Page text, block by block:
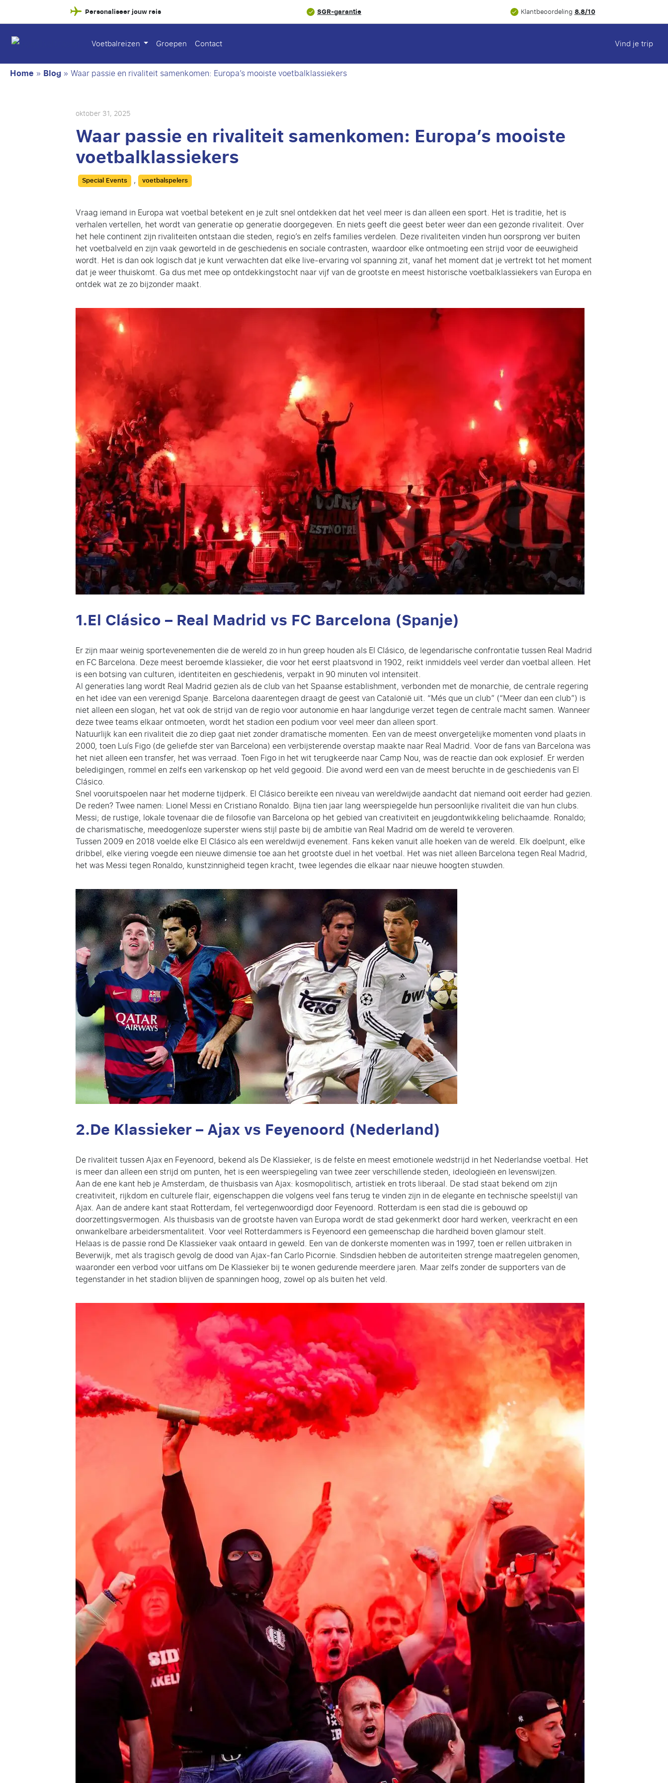
Personaliseer jouw reis SGR-garantie Klantbeoordeling8.8/10
Voetbalreizen Groepen Contact Vind je trip
Home » Blog » Waar passie en rivaliteit samenkomen: Europa’s mooiste voetbalklassiekers
oktober 31, 2025
Waar passie en rivaliteit samenkomen: Europa’s mooiste
voetbalklassiekers
Categories
Special Events , voetbalspelers
Vraag iemand in Europa wat voetbal betekent en je zult snel ontdekken dat het veel meer is dan alleen een sport. Het is traditie, het is
verhalen vertellen, het wordt van generatie op generatie doorgegeven. En niets geeft die geest beter weer dan een gezonde rivaliteit. Over
het hele continent zijn rivaliteiten ontstaan die steden, regio’s en zelfs families verdelen. Deze rivaliteiten vinden hun oorsprong ver buiten
het voetbalveld en zijn vaak geworteld in de geschiedenis en sociale contrasten, waardoor elke ontmoeting een strijd voor de eeuwigheid
wordt. Het is dan ook logisch dat je kunt verwachten dat elke live-ervaring vol spanning zit, vanaf het moment dat je vertrekt tot het moment
dat je weer thuiskomt. Ga dus met mee op ontdekkingstocht naar vijf van de grootste en meest historische voetbalklassiekers van Europa en
ontdek wat ze zo bijzonder maakt.
1.El Clásico – Real Madrid vs FC Barcelona (Spanje)
Er zijn maar weinig sportevenementen die de wereld zo in hun greep houden als El Clásico, de legendarische confrontatie tussen Real Madrid
en FC Barcelona. Deze meest beroemde klassieker, die voor het eerst plaatsvond in 1902, reikt inmiddels veel verder dan voetbal alleen. Het
is een botsing van culturen, identiteiten en geschiedenis, verpakt in 90 minuten vol intensiteit.
Al generaties lang wordt Real Madrid gezien als de club van het Spaanse establishment, verbonden met de monarchie, de centrale regering
en het idee van een verenigd Spanje. Barcelona daarentegen draagt de geest van Catalonië uit. “Més que un club” (“Meer dan een club”) is
niet alleen een slogan, het vat ook de strijd van de regio voor autonomie en haar langdurige verzet tegen de centrale macht samen. Wanneer
deze twee teams elkaar ontmoeten, wordt het stadion een podium voor veel meer dan alleen sport.
Natuurlijk kan een rivaliteit die zo diep gaat niet zonder dramatische momenten. Een van de meest onvergetelijke momenten vond plaats in
2000, toen Luís Figo (de geliefde ster van Barcelona) een verbijsterende overstap maakte naar Real Madrid. Voor de fans van Barcelona was
het niet alleen een transfer, het was verraad. Toen Figo in het wit terugkeerde naar Camp Nou, was de reactie dan ook explosief. Er werden
beledigingen, rommel en zelfs een varkenskop op het veld gegooid. Die avond werd een van de meest beruchte in de geschiedenis van El
Clásico.
Snel vooruitspoelen naar het moderne tijdperk. El Clásico bereikte een niveau van wereldwijde aandacht dat niemand ooit eerder had gezien.
De reden? Twee namen: Lionel Messi en Cristiano Ronaldo. Bijna tien jaar lang weerspiegelde hun persoonlijke rivaliteit die van hun clubs.
Messi; de rustige, lokale tovenaar die de filosofie van Barcelona op het gebied van creativiteit en jeugdontwikkeling belichaamde. Ronaldo;
de charismatische, meedogenloze superster wiens stijl paste bij de ambitie van Real Madrid om de wereld te veroveren.
Tussen 2009 en 2018 voelde elke El Clásico als een wereldwijd evenement. Fans keken vanuit alle hoeken van de wereld. Elk doelpunt, elke
dribbel, elke viering voegde een nieuwe dimensie toe aan het grootste duel in het voetbal. Het was niet alleen Barcelona tegen Real Madrid,
het was Messi tegen Ronaldo, kunstzinnigheid tegen kracht, twee legendes die elkaar naar nieuwe hoogten stuwden.
2.De Klassieker – Ajax vs Feyenoord (Nederland)
De rivaliteit tussen Ajax en Feyenoord, bekend als De Klassieker, is de felste en meest emotionele wedstrijd in het Nederlandse voetbal. Het
is meer dan alleen een strijd om punten, het is een weerspiegeling van twee zeer verschillende steden, ideologieën en levenswijzen.
Aan de ene kant heb je Amsterdam, de thuisbasis van Ajax: kosmopolitisch, artistiek en trots liberaal. De stad staat bekend om zijn
creativiteit, rijkdom en culturele flair, eigenschappen die volgens veel fans terug te vinden zijn in de elegante en technische speelstijl van
Ajax. Aan de andere kant staat Rotterdam, fel vertegenwoordigd door Feyenoord. Rotterdam is een stad die is gebouwd op
doorzettingsvermogen. Als thuisbasis van de grootste haven van Europa wordt de stad gekenmerkt door hard werken, veerkracht en een
onwankelbare arbeidersmentaliteit. Voor veel Rotterdammers is Feyenoord een gemeenschap die hardheid boven glamour stelt.
Helaas is de passie rond De Klassieker vaak ontaard in geweld. Een van de donkerste momenten was in 1997, toen er rellen uitbraken in
Beverwijk, met als tragisch gevolg de dood van Ajax-fan Carlo Picornie. Sindsdien hebben de autoriteiten strenge maatregelen genomen,
waaronder een verbod voor uitfans om De Klassieker bij te wonen gedurende meerdere jaren. Maar zelfs zonder de supporters van de
tegenstander in het stadion blijven de spanningen hoog, zowel op als buiten het veld.